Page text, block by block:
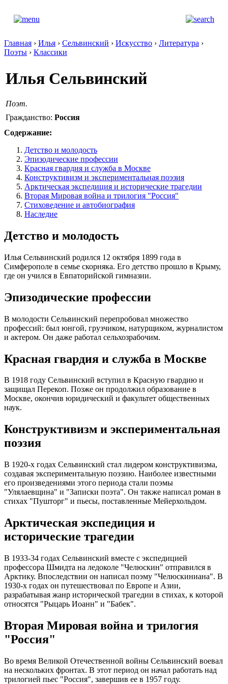
Главная › Илья › Сельвинский › Искусство › Литература ›
Поэты › Классики
Илья Сельвинский
Поэт.
Гражданство: Россия
Содержание:
Детство и молодость
Эпизодические профессии
Красная гвардия и служба в Москве
Конструктивизм и экспериментальная поэзия
Арктическая экспедиция и исторические трагедии
Вторая Мировая война и трилогия "Россия"
Стиховедение и автобиография
Наследие
Детство и молодость
Илья Сельвинский родился 12 октября 1899 года в
Симферополе в семье скорняка. Его детство прошло в Крыму,
где он учился в Евпаторийской гимназии.
Эпизодические профессии
В молодости Сельвинский перепробовал множество
профессий: был юнгой, грузчиком, натурщиком, журналистом
и актером. Он даже работал сельхозрабочим.
Красная гвардия и служба в Москве
В 1918 году Сельвинский вступил в Красную гвардию и
защищал Перекоп. Позже он продолжил образование в
Москве, окончив юридический и факультет общественных
наук.
Конструктивизм и экспериментальная
поэзия
В 1920-х годах Сельвинский стал лидером конструктивизма,
создавая экспериментальную поэзию. Наиболее известными
его произведениями этого периода стали поэмы
"Улялаевщина" и "Записки поэта". Он также написал роман в
стихах "Пушторг" и пьесы, поставленные Мейерхольдом.
Арктическая экспедиция и
исторические трагедии
В 1933-34 годах Сельвинский вместе с экспедицией
профессора Шмидта на ледоколе "Челюскин" отправился в
Арктику. Впоследствии он написал поэму "Челюскиниана". В
1930-х годах он путешествовал по Европе и Азии,
разрабатывая жанр исторической трагедии в стихах, к которой
относятся "Рыцарь Иоанн" и "Бабек".
Вторая Мировая война и трилогия
"Россия"
Во время Великой Отечественной войны Сельвинский воевал
на нескольких фронтах. В этот период он начал работать над
трилогией пьес "Россия", завершив ее в 1957 году.